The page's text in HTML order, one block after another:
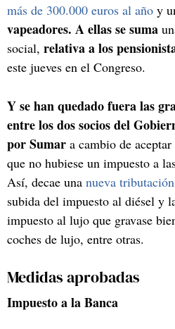
más de 300.000 euros al año y
vapeadores. A ellas se suma
social, relativa a los
este jueves en el Congreso.
Y se han quedado fuera las
entre los dos socios del
por Sumar a cambio de
que no hubiese un impuesto a
Así, decae una nueva
subida del impuesto al diésel y
impuesto al lujo que gravase
coches de lujo, entre otras.
Medidas aprobadas
Impuesto a la Banca